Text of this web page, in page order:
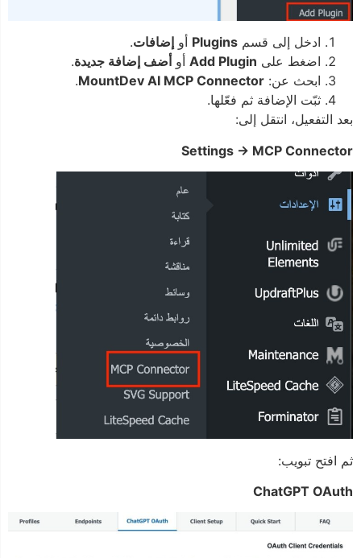
ادخل إلى قسم Pluginsأو إضافات.
اضغط على Add Pluginأو أضف إضافة جديدة.
ابحث عن: MountDev AI MCP Connector
.
ثبّت الإضافة ثم فعّلها.
بعد التفعيل، انتقل إلى:
Settings → MCP Connector
ثم افتح تبويب:
ChatGPT OAuth